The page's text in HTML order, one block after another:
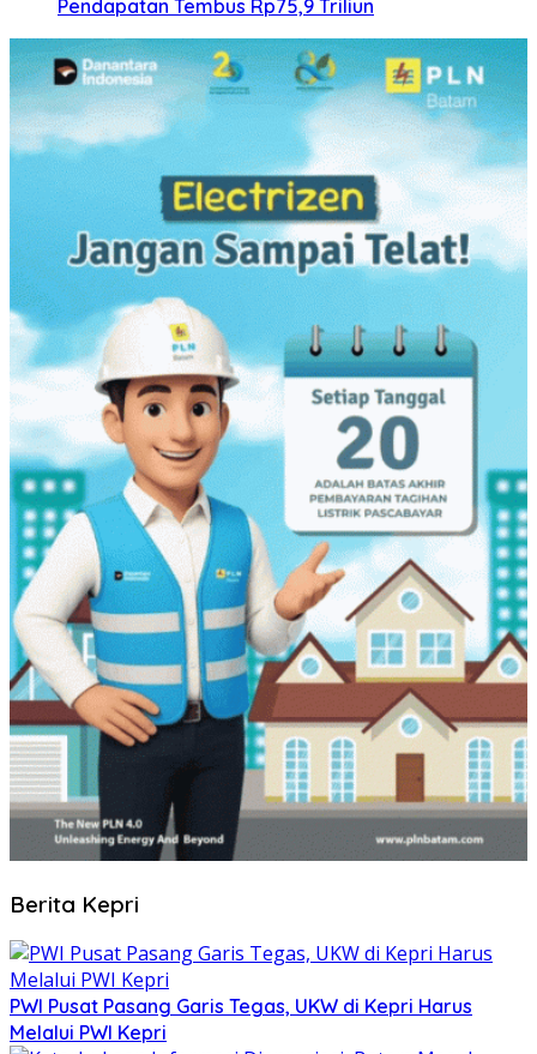
Pendapatan Tembus Rp75,9 Triliun
Berita Kepri
PWI Pusat Pasang Garis Tegas, UKW di Kepri Harus
Melalui PWI Kepri